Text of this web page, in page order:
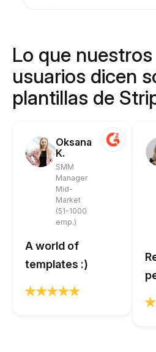
Lo que nuestros
usuarios dicen
plantillas de
Oksana
K.
SMM
Manager
Mid-
Market
(51-1000
emp.)
A world of
templates :)